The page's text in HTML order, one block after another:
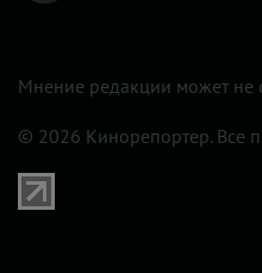
Мнение редакции может не
© 2026 Кинорепортер. Все